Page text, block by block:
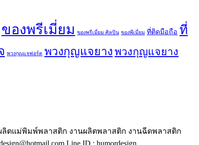
ของพรีเมี่ยม ของพรีเมี่ยม ศิลปิน ของพีเมี่ยม ที่ติดมือถือ ที่
พวงกุญแจฟอร์ด พวงกุญแจยาง พวงกุญแจยาง
ตแม่พิมพ์พลาสติก งานผลิตพลาสติก งานฉีดพลาสติก
Line ID : humordesign